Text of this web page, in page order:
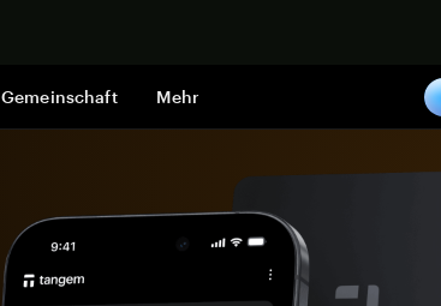
Gemeinschaft Mehr